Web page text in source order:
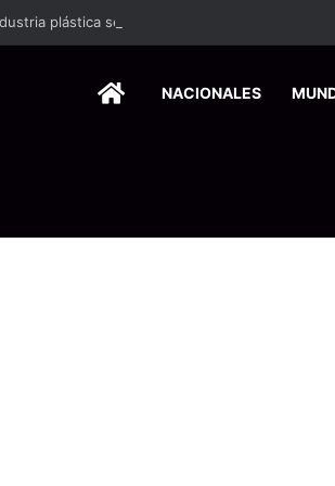
plástica se suma a la economía circular
HOMENACIONALES